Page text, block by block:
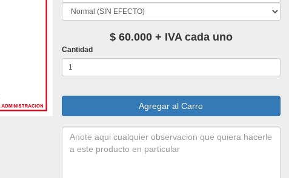
$ 60.000 + IVA cada uno
Cantidad